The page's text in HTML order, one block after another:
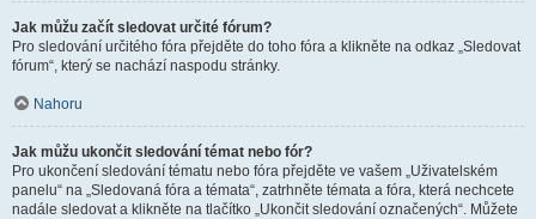
Jak můžu začít sledovat určité fórum?
Pro sledování určitého fóra přejděte do toho fóra a klikněte na odkaz „Sledovat
fórum“, který se nachází naspodu stránky.
Nahoru
Jak můžu ukončit sledování témat nebo fór?
Pro ukončení sledování tématu nebo fóra přejděte ve vašem „Uživatelském
panelu“ na „Sledovaná fóra a témata“, zatrhněte témata a fóra, která nechcete
nadále sledovat a klikněte na tlačítko „Ukončit sledování označených“. Můžete